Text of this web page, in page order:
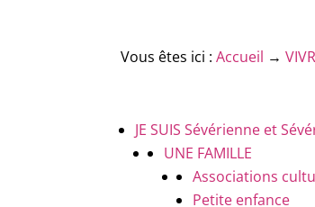
Vous êtes ici :Accueil →
JE SUIS Sévérienne et
UNE FAMILLE
Associations
Petite enfance